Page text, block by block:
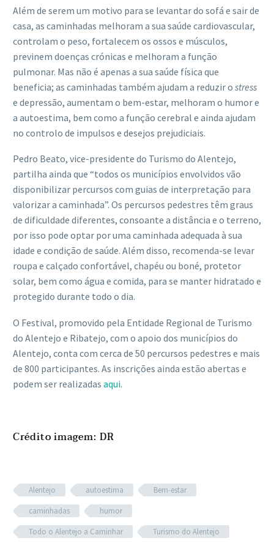
Além de serem um motivo para se levantar do sofá e sair de
casa, as caminhadas melhoram a sua saúde cardiovascular,
controlam o peso, fortalecem os ossos e músculos,
previnem doenças crónicas e melhoram a função
pulmonar. Mas não é apenas a sua saúde física que
beneficia; as caminhadas também ajudam a reduzir o stress
e depressão, aumentam o bem-estar, melhoram o humor e
a autoestima, bem como a função cerebral e ainda ajudam
no controlo de impulsos e desejos prejudiciais.
Pedro Beato, vice-presidente do Turismo do Alentejo,
partilha ainda que “todos os municípios envolvidos vão
disponibilizar percursos com guias de interpretação para
valorizar a caminhada”. Os percursos pedestres têm graus
de dificuldade diferentes, consoante a distância e o terreno,
por isso pode optar por uma caminhada adequada à sua
idade e condição de saúde. Além disso, recomenda-se levar
roupa e calçado confortável, chapéu ou boné, protetor
solar, bem como água e comida, para se manter hidratado e
protegido durante todo o dia.
O Festival, promovido pela Entidade Regional de Turismo
do Alentejo e Ribatejo, com o apoio dos municípios do
Alentejo, conta com cerca de 50 percursos pedestres e mais
de 800 participantes. As inscrições ainda estão abertas e
podem ser realizadas aqui.
Crédito imagem: DR
Alentejo autoestima
Bem-estar
caminhadas
humor
Todo o Alentejo a Caminhar
Turismo do Alentejo